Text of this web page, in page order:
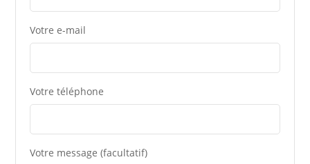
Votre e-mail
Votre téléphone
Votre message (facultatif)